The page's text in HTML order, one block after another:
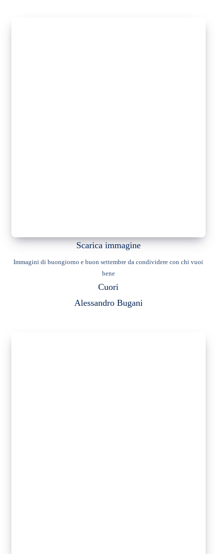
Scarica immagine
Immagini di buongiorno e buon settembre da condividere con chi vuoi
bene
Cuori
Alessandro Bugani